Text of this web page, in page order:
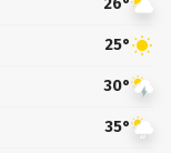
26°
25°
30°
35°